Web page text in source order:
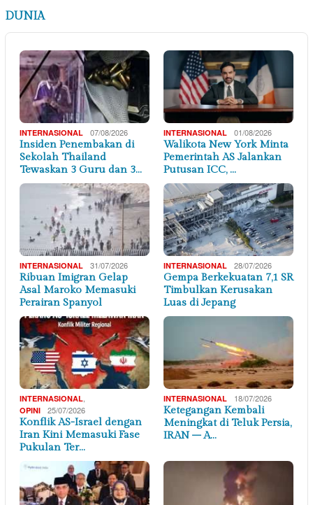
DUNIA
INTERNASIONAL 07/08/2026
Insiden Penembakan di
Sekolah Thailand
Tewaskan 3 Guru dan 3…
INTERNASIONAL 01/08/2026
Walikota New York Minta
Pemerintah AS Jalankan
Putusan ICC, …
INTERNASIONAL 31/07/2026
Ribuan Imigran Gelap
Asal Maroko Memasuki
Perairan Spanyol
INTERNASIONAL 28/07/2026
Gempa Berkekuatan 7,1 SR
Timbulkan Kerusakan
Luas di Jepang
INTERNASIONAL
OPINI 25/07/2026
Konflik AS-Israel dengan
Iran Kini Memasuki Fase
Pukulan Ter…
INTERNASIONAL 18/07/2026
Ketegangan Kembali
Meningkat di Teluk Persia,
IRAN – A…